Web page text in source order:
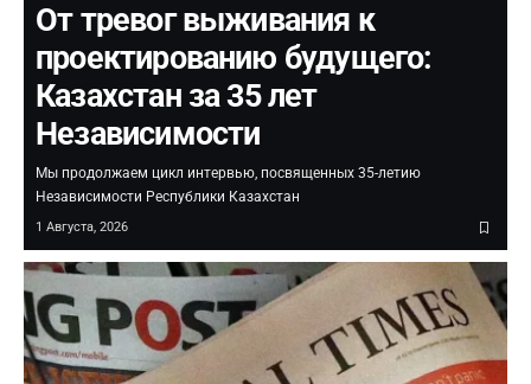
От тревог выживания к
проектированию будущего:
Казахстан за 35 лет
Независимости
Мы продолжаем цикл интервью, посвященных 35-летию
Независимости Республики Казахстан
1 Августа, 2026